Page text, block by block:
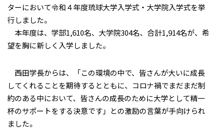
ターにおいて令和４年度琉球大学入学式・大学院入学式を挙
行しました。
本年度は、学部1,610名、大学院304名、合計1,914名が、希
望を胸に新しく入学しました。
西田学長からは、「この環境の中で、皆さんが大いに成長
してくれることを期待するとともに、コロナ禍でまだまだ制
約のある中において、皆さんの成長のために大学として精一
杯のサポートをする決意です」との激励の言葉が手向けられ
ました。